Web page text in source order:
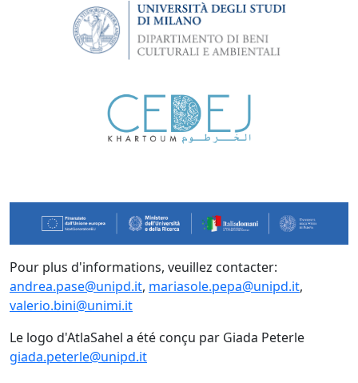
Pour plus d'informations, veuillez contacter:
andrea.pase@unipd.it, mariasole.pepa@unipd.it,
valerio.bini@unimi.it
Le logo d'AtlaSahel a été conçu par Giada Peterle
giada.peterle@unipd.it